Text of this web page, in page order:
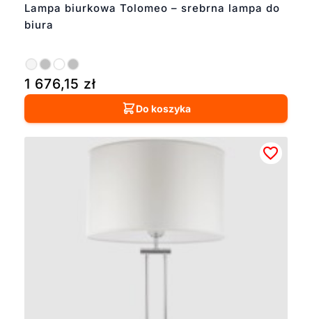
Lampa biurkowa Tolomeo – srebrna lampa do
biura
1 676,15 zł
Do koszyka